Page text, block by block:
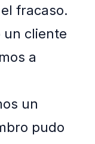
fracaso.
un cliente
a
un
pudo